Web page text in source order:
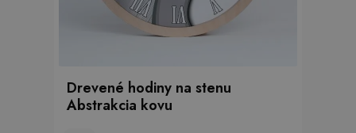
Drevené hodiny na stenu
Abstrakcia kovu